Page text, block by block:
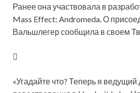
Ранее она участвовала в
Mass Effect: Andromeda. О
Вальшлегер сообщила в своем
«Угадайте что? Теперь я ведущий